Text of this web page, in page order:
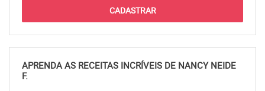
APRENDA AS RECEITAS INCRÍVEIS DE NANCY NEIDE
F.